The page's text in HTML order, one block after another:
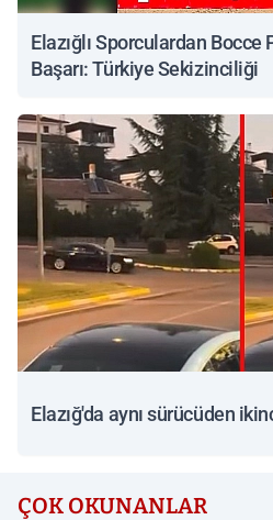
Elazığlı Sporculardan
Başarı: Türkiye Sekizinciliği
Elazığ'da aynı sürücüden
ÇOK OKUNANLAR